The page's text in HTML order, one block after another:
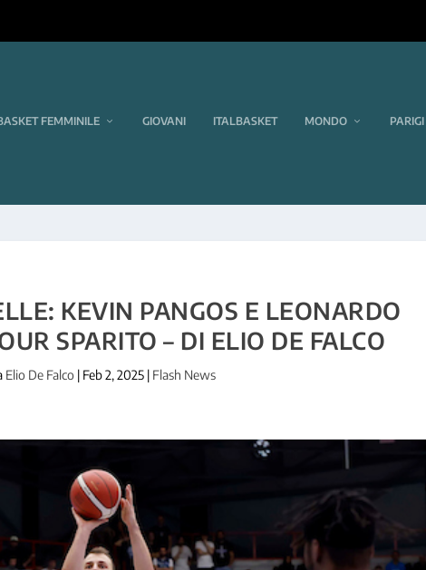
FEMMINILE GIOVANI ITALBASKET MONDO
KEVIN PANGOS E LEONARDO
SPARITO – DI ELIO DE FALCO
Elio De Falco | Feb 2, 2025 | Flash News